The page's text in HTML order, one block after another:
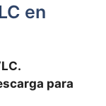
en
para